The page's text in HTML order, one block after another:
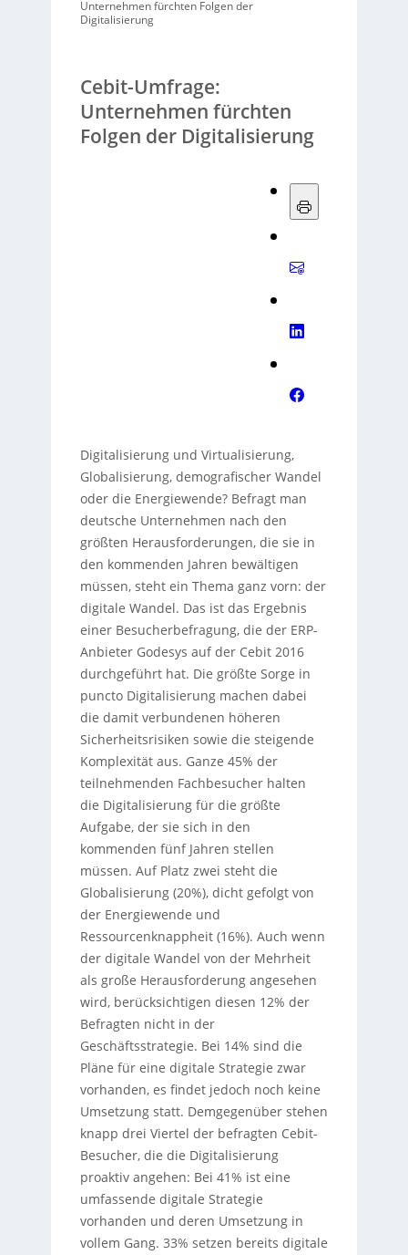
Unternehmen fürchten Folgen der
Digitalisierung
Cebit-Umfrage:
Unternehmen fürchten
Folgen der Digitalisierung
Digitalisierung und Virtualisierung,
Globalisierung, demografischer Wandel
oder die Energiewende? Befragt man
deutsche Unternehmen nach den
größten Herausforderungen, die sie in
den kommenden Jahren bewältigen
müssen, steht ein Thema ganz vorn: der
digitale Wandel. Das ist das Ergebnis
einer Besucherbefragung, die der ERP-
Anbieter Godesys auf der Cebit 2016
durchgeführt hat. Die größte Sorge in
puncto Digitalisierung machen dabei
die damit verbundenen höheren
Sicherheitsrisiken sowie die steigende
Komplexität aus. Ganze 45% der
teilnehmenden Fachbesucher halten
die Digitalisierung für die größte
Aufgabe, der sie sich in den
kommenden fünf Jahren stellen
müssen. Auf Platz zwei steht die
Globalisierung (20%), dicht gefolgt von
der Energiewende und
Ressourcenknappheit (16%). Auch wenn
der digitale Wandel von der Mehrheit
als große Herausforderung angesehen
wird, berücksichtigen diesen 12% der
Befragten nicht in der
Geschäftsstrategie. Bei 14% sind die
Pläne für eine digitale Strategie zwar
vorhanden, es findet jedoch noch keine
Umsetzung statt. Demgegenüber stehen
knapp drei Viertel der befragten Cebit-
Besucher, die die Digitalisierung
proaktiv angehen: Bei 41% ist eine
umfassende digitale Strategie
vorhanden und deren Umsetzung in
vollem Gang. 33% setzen bereits digitale